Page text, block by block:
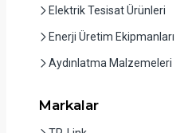
Elektrik Tesisat Ürünleri
Enerji Üretim Ekipmanları
Aydınlatma Malzemeleri
Markalar